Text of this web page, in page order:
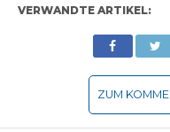
VERWANDTE ARTIKEL:
ZUM